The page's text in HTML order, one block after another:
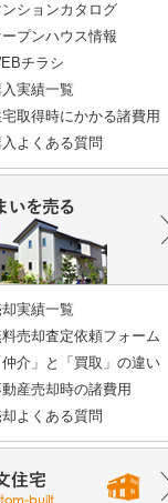
ンションカタログ
ープンハウス情報
チラシ
実績一覧
取得時にかかる諸費用
よくある質問
実績一覧
売却査定依頼フォーム
仲介」と「買取」の違い
産売却時の諸費用
よくある質問